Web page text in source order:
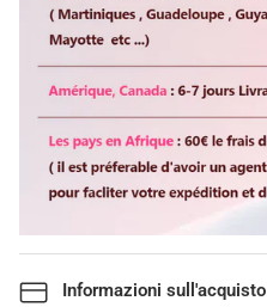
Informazioni sull'acquisto